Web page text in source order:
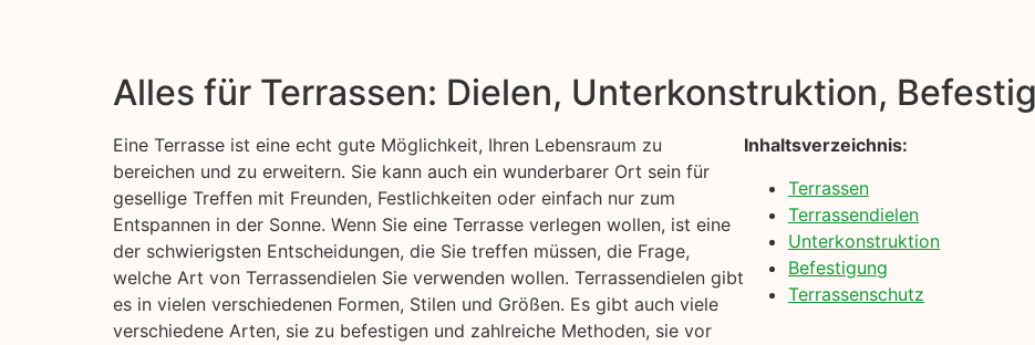
Alles für Terrassen: Dielen, Unterkonstruktion,
Eine Terrasse ist eine echt gute Möglichkeit, Ihren Lebensraum zu
bereichen und zu erweitern. Sie kann auch ein wunderbarer Ort sein für
gesellige Treffen mit Freunden, Festlichkeiten oder einfach nur zum
Entspannen in der Sonne. Wenn Sie eine Terrasse verlegen wollen, ist eine
der schwierigsten Entscheidungen, die Sie treffen müssen, die Frage,
welche Art von Terrassendielen Sie verwenden wollen. Terrassendielen gibt
es in vielen verschiedenen Formen, Stilen und Größen. Es gibt auch viele
verschiedene Arten, sie zu befestigen und zahlreiche Methoden, sie vor
Inhaltsverzeichnis:
Terrassen
Terrassendielen
Unterkonstruktion
Befestigung
Terrassenschutz